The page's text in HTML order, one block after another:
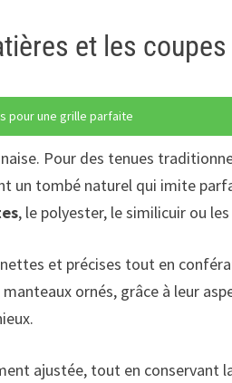
et les coupes
pour une grille parfaite
Pour des tenues
tombé naturel qui imite
, le polyester, le similicuir ou
et précises tout en
ornés, grâce à leur
ajustée, tout en conservant